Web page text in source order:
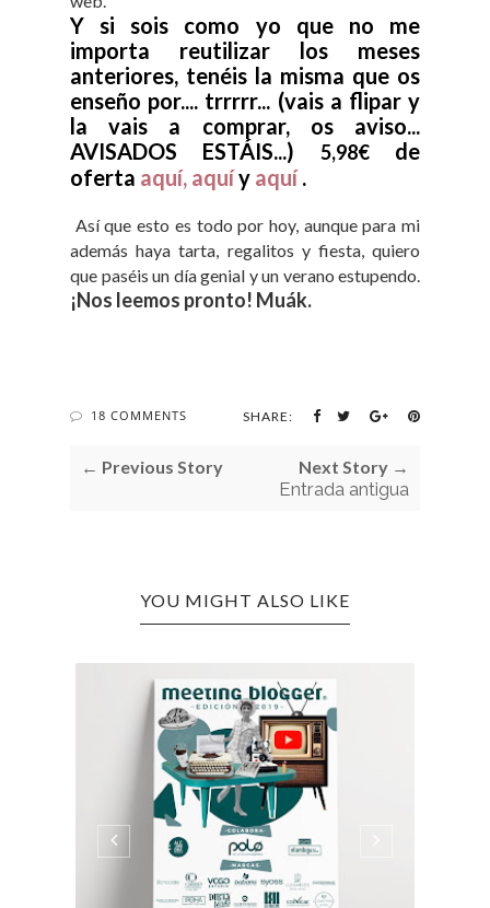
Y si sois como yo que no me
importa reutilizar los meses
anteriores, tenéis la misma que os
enseño por.... trrrrr... (vais a flipar y
la vais a comprar, os aviso...
AVISADOS ESTÁIS...) 5,98€de
oferta aquí, aquíy aquí.
Así que esto es todo por hoy, aunque para mi
además haya tarta, regalitos y fiesta, quiero
que paséis un día genial y un verano estupendo.
¡Nos leemos pronto! Muák.
18 COMMENTS SHARE:
← Previous Story Next Story →
Entrada antigua
YOU MIGHT ALSO LIKE